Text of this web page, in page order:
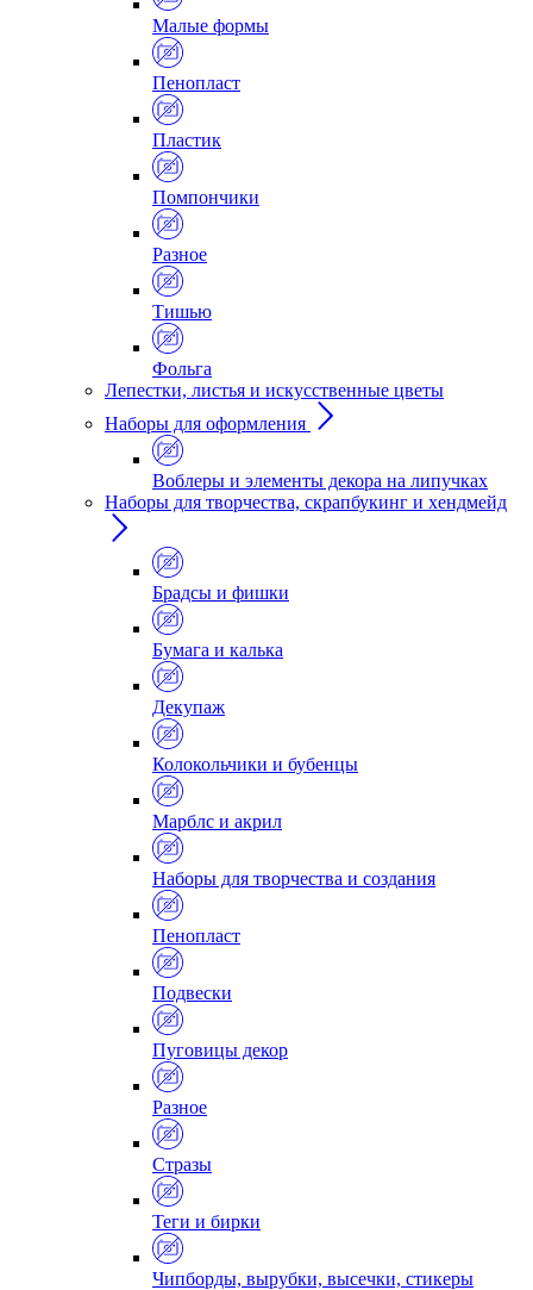
Малые формы
Пенопласт
Пластик
Помпончики
Разное
Тишью
Фольга
Лепестки, листья и искусственные цветы
Наборы для оформления
Воблеры и элементы декора на липучках
Наборы для творчества, скрапбукинг и хендмейд
Брадсы и фишки
Бумага и калька
Декупаж
Колокольчики и бубенцы
Марблс и акрил
Наборы для творчества и создания
Пенопласт
Подвески
Пуговицы декор
Разное
Стразы
Теги и бирки
Чипборды, вырубки, высечки, стикеры